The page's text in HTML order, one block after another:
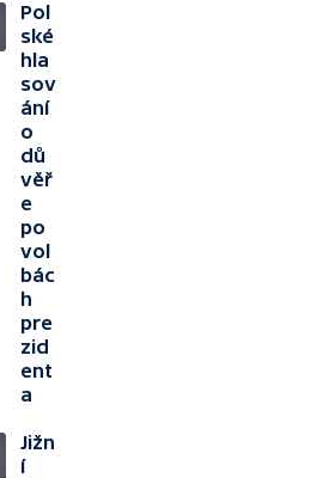
Pol
ské
hla
sov
ání
o
dů
věř
e
po
vol
bác
h
pre
zid
ent
a
Jižn
í